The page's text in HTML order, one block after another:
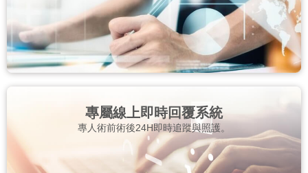
專屬線上即時回覆系統
專人術前術後24H即時追蹤與照護。